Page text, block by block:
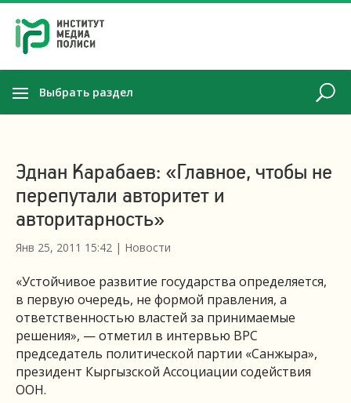
Выбрать раздел
Эднан Карабаев: «Главное, чтобы не
перепутали авторитет и
авторитарность»
Янв 25, 2011 15:42 | Новости
«Устойчивое развитие государства определяется,
в первую очередь, не формой правления, а
ответственностью властей за принимаемые
решения», — отметил в интервью ВРС
председатель политической партии «Санжыра»,
президент Кыргызской Ассоциации содействия
ООН.